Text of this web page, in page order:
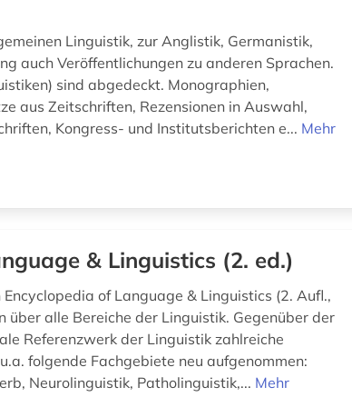
Linguistik, zur Anglistik, Germanistik,
auch Veröffentlichungen zu anderen Sprachen.
sind abgedeckt. Monographien,
aus Zeitschriften, Rezensionen in Auswahl,
Kongress- und Institutsberichten e... Mehr
& Linguistics (2. ed.)
of Language & Linguistics (2. Aufl.,
alle Bereiche der Linguistik. Gegenüber der
Referenzwerk der Linguistik zahlreiche
folgende Fachgebiete neu aufgenommen:
Neurolinguistik, Patholinguistik,... Mehr